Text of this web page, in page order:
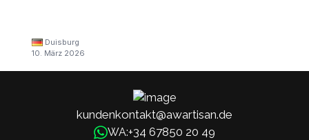
Duisburg
10. März 2026
kundenkontakt@awartisan.de
WA:+34 67850 20 49